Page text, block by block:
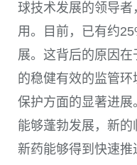
球技术发展的领导
用。目前，已有约
展。这背后的原因
的稳健有效的监管
保护方面的显著进
能够蓬勃发展，新的
新药能够得到快速